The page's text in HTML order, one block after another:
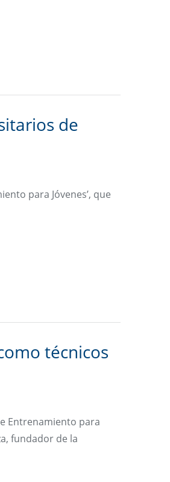
de
para Jóvenes’, que
técnicos
Entrenamiento para
fundador de la